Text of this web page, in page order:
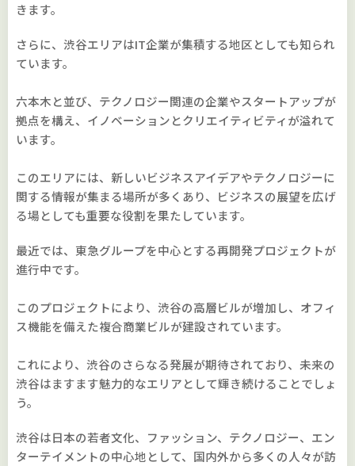
きます。
さらに、渋谷エリアはIT企業が集積する地区としても知られ
ています。
六本木と並び、テクノロジー関連の企業やスタートアップが
拠点を構え、イノベーションとクリエイティビティが溢れて
います。
このエリアには、新しいビジネスアイデアやテクノロジーに
関する情報が集まる場所が多くあり、ビジネスの展望を広げ
る場としても重要な役割を果たしています。
最近では、東急グループを中心とする再開発プロジェクトが
進行中です。
このプロジェクトにより、渋谷の高層ビルが増加し、オフィ
ス機能を備えた複合商業ビルが建設されています。
これにより、渋谷のさらなる発展が期待されており、未来の
渋谷はますます魅力的なエリアとして輝き続けることでしょ
う。
渋谷は日本の若者文化、ファッション、テクノロジー、エン
ターテイメントの中心地として、国内外から多くの人々が訪